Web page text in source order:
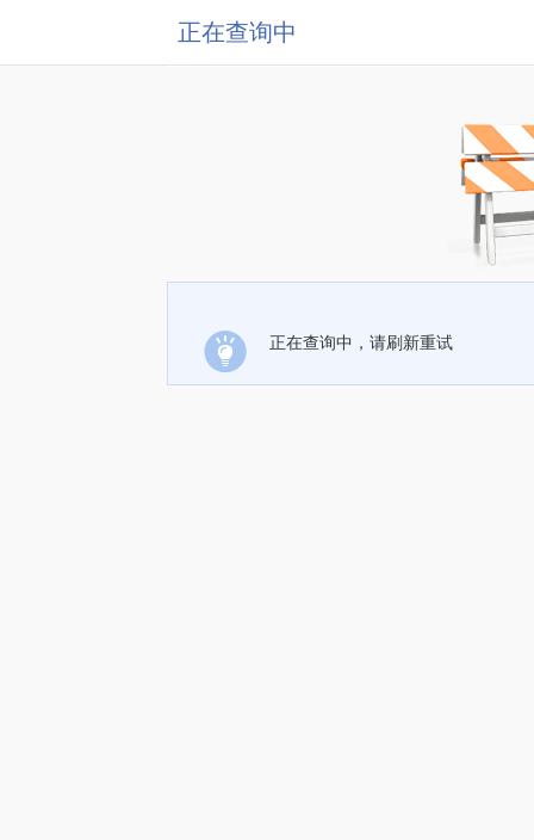
正在查询中
正在查询中，请刷新重试